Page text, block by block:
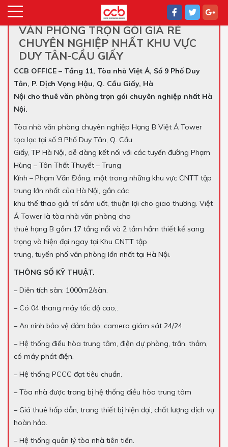
VĂN PHÒNG TRỌN GÓI GIÁ RẺ
CHUYÊN NGHIỆP NHẤT KHU VỰC
DUY TÂN-CẦU GIẤY
CCB OFFICE – Tầng 11, Tòa nhà Việt Á, Số 9 Phố Duy
Tân, P. Dịch Vọng Hậu, Q. Cầu Giấy, Hà
Nội cho thuê văn phòng trọn gói chuyên nghiệp nhất Hà
Nội.
Tòa nhà văn phòng chuyên nghiệp Hạng B Việt Á Tower
tọa lạc tại số 9 Phố Duy Tân, Q. Cầu
Giấy, TP Hà Nội, dễ dàng kết nối với các tuyến đường Phạm
Hùng – Tôn Thất Thuyết – Trung
Kính – Phạm Văn Đồng, một trong những khu vực CNTT tập
trung lớn nhất của Hà Nội, gần các
khu thể thao giải trí sầm uất, thuận lợi cho giao thương. Việt
Á Tower là tòa nhà văn phòng cho
thuê hạng B gồm 17 tầng nổi và 2 tầm hầm thiết kế sang
trọng và hiện đại ngay tại Khu CNTT tập
trung, tuyến phố văn phòng lớn nhất tại Hà Nội.
THÔNG SỐ KỸ THUẬT.
– Diên tích sàn: 1000m2/sàn.
– Có 04 thang máy tốc độ cao,.
– An ninh bảo vệ đảm bảo, camera giám sát 24/24.
– Hệ thống điều hòa trung tâm, điện dự phòng, trần, thảm,
có máy phát điện.
– Hệ thống PCCC đạt tiêu chuẩn.
– Tòa nhà được trang bị hệ thống điều hòa trung tâm
– Giá thuê hấp dẫn, trang thiết bị hiện đại, chất lượng dịch vụ
hoàn hảo.
– Hệ thống quản lý tòa nhà tiên tiến.